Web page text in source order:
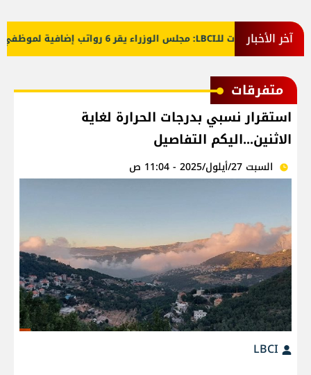
آخر الأخبار
معلومات للـLBCI: مجلس الوزراء يقر 6 رواتب إضافية لموظفي القطاع العام وصرف الفروقات بأثر رجعي منذ آذار
متفرقات
استقرار نسبي بدرجات الحرارة لغاية
الاثنين...اليكم التفاصيل
السبت 27/أيلول/2025 - 11:04 ص